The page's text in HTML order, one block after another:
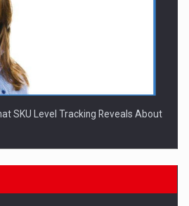
SKU Level Tracking Reveals About